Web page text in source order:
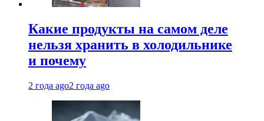
Какие продукты на самом деле
нельзя хранить в холодильнике
и почему
2 года ago2 года ago